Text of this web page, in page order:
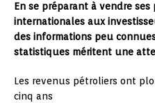
En se préparant à vendre ses
internationales aux
des informations peu
statistiques méritent une
Les revenus pétroliers ont
cinq ans